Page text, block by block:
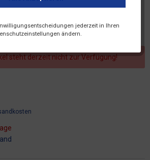
jederzeit in Ihren
ändern.
steht derzeit nicht zur Verfügung!